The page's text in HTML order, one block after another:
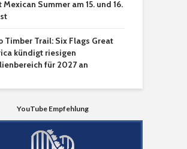
Summer am 15. und 16.
Timber Trail: Six Flags Great
kündigt riesigen
für 2027 an
YouTube Empfehlung